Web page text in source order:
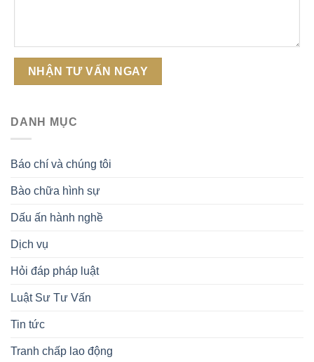
DANH MỤC
Báo chí và chúng tôi
Bào chữa hình sự
Dấu ấn hành nghề
Dịch vụ
Hỏi đáp pháp luật
Luật Sư Tư Vấn
Tin tức
Tranh chấp lao động